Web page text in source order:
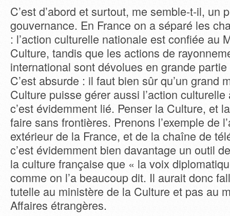
C’est d’abord et surtout, me semble-t-il, un
gouvernance. En France on a séparé les
: l’action culturelle nationale est confiée au
Culture, tandis que les actions de
international sont dévolues en grande partie
C’est absurde : il faut bien sûr qu’un grand
Culture puisse gérer aussi l’action culturelle
c’est évidemment lié. Penser la Culture, et
faire sans frontières. Prenons l’exemple de
extérieur de la France, et de la chaîne de
c’est évidemment bien davantage un outil
la culture française que « la voix
comme on l’a beaucoup dit. Il aurait donc
tutelle au ministère de la Culture et pas au
Affaires étrangères.